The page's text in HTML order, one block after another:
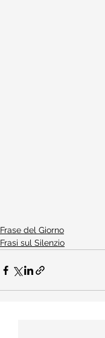
Frase del Giorno
Frasi sul Silenzio